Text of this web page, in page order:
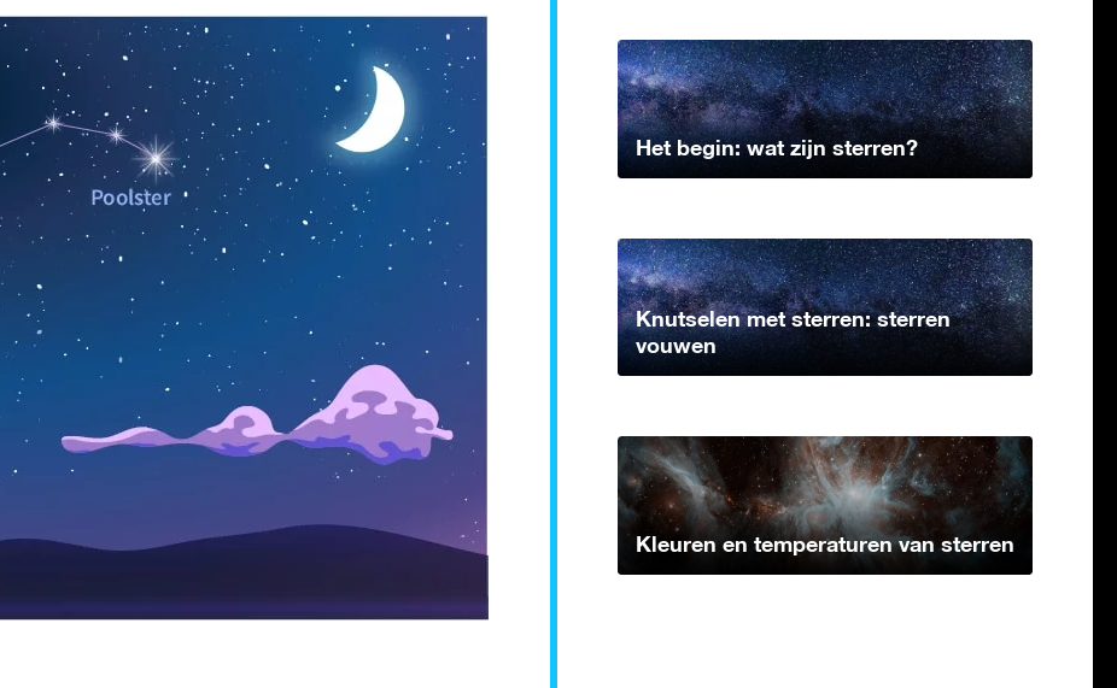
Het begin: wat zijn sterren?
Knutselen met sterren: sterren
vouwen
Kleuren en temperaturen van sterren